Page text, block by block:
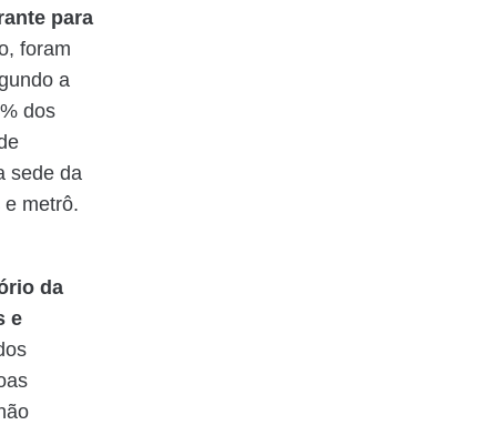
para
foram
a
dos
sede da
metrô.
da
e